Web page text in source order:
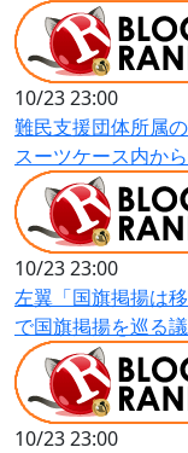
10/23 23:00
難民支援団体所属
スーツケース内か
10/23 23:00
左翼「国旗掲揚は
で国旗掲揚を巡る
10/23 23:00